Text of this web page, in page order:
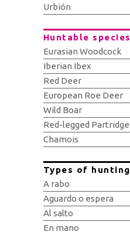
Urbión
Huntable species
Eurasian Woodcock
Iberian Ibex
Red Deer
European Roe Deer
Wild Boar
Red-legged Partridge
Chamois
Types of hunting
A rabo
Aguardo o espera
Al salto
En mano